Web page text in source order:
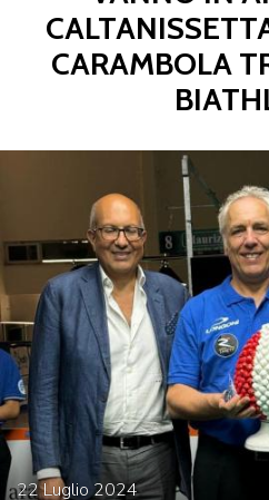
CARAMBOLA
22Luglio2024